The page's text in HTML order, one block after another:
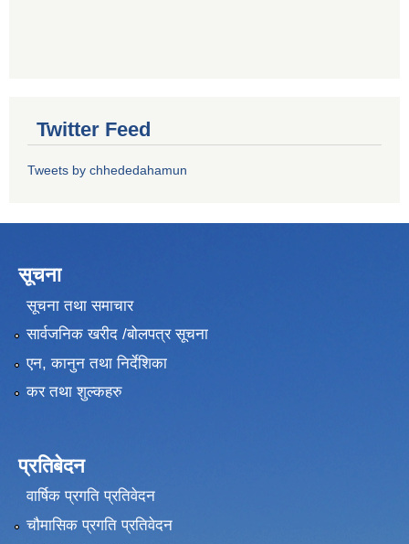
Twitter Feed
Tweets by chhededahamun
सूचना
सूचना तथा समाचार
सार्वजनिक खरीद /बोलपत्र सूचना
एन, कानुन तथा निर्देशिका
कर तथा शुल्कहरु
प्रतिबेदन
वार्षिक प्रगति प्रतिवेदन
चौमासिक प्रगति प्रतिवेदन